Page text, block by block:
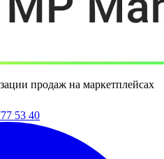
продаж на маркетплейсах
53 40